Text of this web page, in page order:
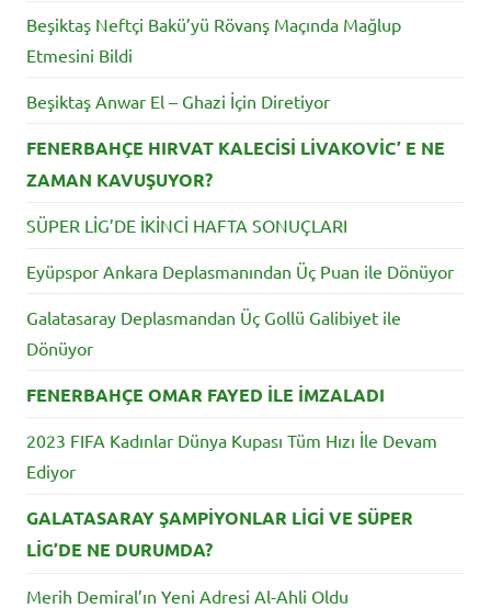
Beşiktaş Neftçi Bakü’yü Rövanş Maçında Mağlup
Etmesini Bildi
Beşiktaş Anwar El – Ghazi İçin Diretiyor
FENERBAHÇE HIRVAT KALECİSİ LİVAKOVİC’ E NE
ZAMAN KAVUŞUYOR?
SÜPER LİG’DE İKİNCİ HAFTA SONUÇLARI
Eyüpspor Ankara Deplasmanından Üç Puan ile Dönüyor
Galatasaray Deplasmandan Üç Gollü Galibiyet ile
Dönüyor
FENERBAHÇE OMAR FAYED İLE İMZALADI
2023 FIFA Kadınlar Dünya Kupası Tüm Hızı İle Devam
Ediyor
GALATASARAY ŞAMPİYONLAR LİGİ VE SÜPER
LİG’DE NE DURUMDA?
Merih Demiral’ın Yeni Adresi Al-Ahli Oldu